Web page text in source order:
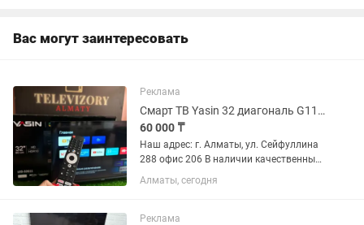
Вас могут заинтересовать
Реклама
Смарт ТВ Yasin 32 диагональ G11 81 см Google TV голосовое управление
60 000 ₸
Наш адрес: г. Алматы, ул. Сейфуллина
288 офис 206 В наличии качественные
телевизоры от бренда Yasin 32” G11
LED-32 2023 Смарт ТВ, Google TV, Dolby
голосовым...
Алматы, сегодня
Реклама